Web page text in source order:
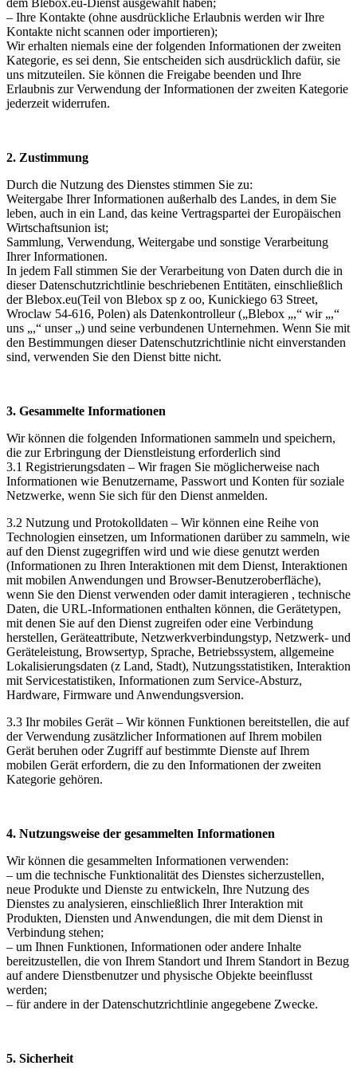
– Ihre Kontakte (ohne ausdrückliche Erlaubnis werden wir Ihre
Kontakte nicht scannen oder importieren);
Wir erhalten niemals eine der folgenden Informationen der zweiten
Kategorie, es sei denn, Sie entscheiden sich ausdrücklich dafür, sie
uns mitzuteilen. Sie können die Freigabe beenden und Ihre
Erlaubnis zur Verwendung der Informationen der zweiten Kategorie
jederzeit widerrufen.
2. Zustimmung
Durch die Nutzung des Dienstes stimmen Sie zu:
Weitergabe Ihrer Informationen außerhalb des Landes, in dem Sie
leben, auch in ein Land, das keine Vertragspartei der Europäischen
Wirtschaftsunion ist;
Sammlung, Verwendung, Weitergabe und sonstige Verarbeitung
Ihrer Informationen.
In jedem Fall stimmen Sie der Verarbeitung von Daten durch die in
dieser Datenschutzrichtlinie beschriebenen Entitäten, einschließlich
der Blebox.eu(Teil von Blebox sp z oo, Kunickiego 63 Street,
Wroclaw 54-616, Polen) als Datenkontrolleur („Blebox „,“ wir „,“
uns „,“ unser „) und seine verbundenen Unternehmen. Wenn Sie mit
den Bestimmungen dieser Datenschutzrichtlinie nicht einverstanden
sind, verwenden Sie den Dienst bitte nicht.
3. Gesammelte Informationen
Wir können die folgenden Informationen sammeln und speichern,
die zur Erbringung der Dienstleistung erforderlich sind
3.1 Registrierungsdaten – Wir fragen Sie möglicherweise nach
Informationen wie Benutzername, Passwort und Konten für soziale
Netzwerke, wenn Sie sich für den Dienst anmelden.
3.2 Nutzung und Protokolldaten – Wir können eine Reihe von
Technologien einsetzen, um Informationen darüber zu sammeln, wie
auf den Dienst zugegriffen wird und wie diese genutzt werden
(Informationen zu Ihren Interaktionen mit dem Dienst, Interaktionen
mit mobilen Anwendungen und Browser-Benutzeroberfläche),
wenn Sie den Dienst verwenden oder damit interagieren , technische
Daten, die URL-Informationen enthalten können, die Gerätetypen,
mit denen Sie auf den Dienst zugreifen oder eine Verbindung
herstellen, Geräteattribute, Netzwerkverbindungstyp, Netzwerk- und
Geräteleistung, Browsertyp, Sprache, Betriebssystem, allgemeine
Lokalisierungsdaten (z Land, Stadt), Nutzungsstatistiken, Interaktion
mit Servicestatistiken, Informationen zum Service-Absturz,
Hardware, Firmware und Anwendungsversion.
3.3 Ihr mobiles Gerät – Wir können Funktionen bereitstellen, die auf
der Verwendung zusätzlicher Informationen auf Ihrem mobilen
Gerät beruhen oder Zugriff auf bestimmte Dienste auf Ihrem
mobilen Gerät erfordern, die zu den Informationen der zweiten
Kategorie gehören.
4. Nutzungsweise der gesammelten Informationen
Wir können die gesammelten Informationen verwenden:
– um die technische Funktionalität des Dienstes sicherzustellen,
neue Produkte und Dienste zu entwickeln, Ihre Nutzung des
Dienstes zu analysieren, einschließlich Ihrer Interaktion mit
Produkten, Diensten und Anwendungen, die mit dem Dienst in
Verbindung stehen;
– um Ihnen Funktionen, Informationen oder andere Inhalte
bereitzustellen, die von Ihrem Standort und Ihrem Standort in Bezug
auf andere Dienstbenutzer und physische Objekte beeinflusst
werden;
– für andere in der Datenschutzrichtlinie angegebene Zwecke.
5. Sicherheit